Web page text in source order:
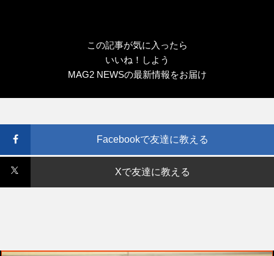
この記事が気に入ったら
いいね！しよう
MAG2 NEWSの最新情報をお届け
Facebookで友達に教える
Xで友達に教える